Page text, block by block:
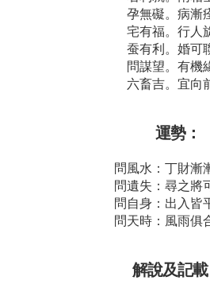
孕無礙。病漸
宅有福。行人
蚕有利。婚可
問謀望。有機
六畜吉。宜向
運勢：
問風水：丁財漸
問遺失：尋之將
問自身：出入皆
問天時：風雨俱
解說及記載